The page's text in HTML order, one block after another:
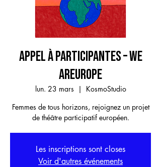
Appel à participantes – WE
AREurope
lun. 23 mars
  |
KosmoStudio
Femmes de tous horizons, rejoignez un projet
de théâtre participatif européen.
Les inscriptions sont closes
Voir d'autres événements